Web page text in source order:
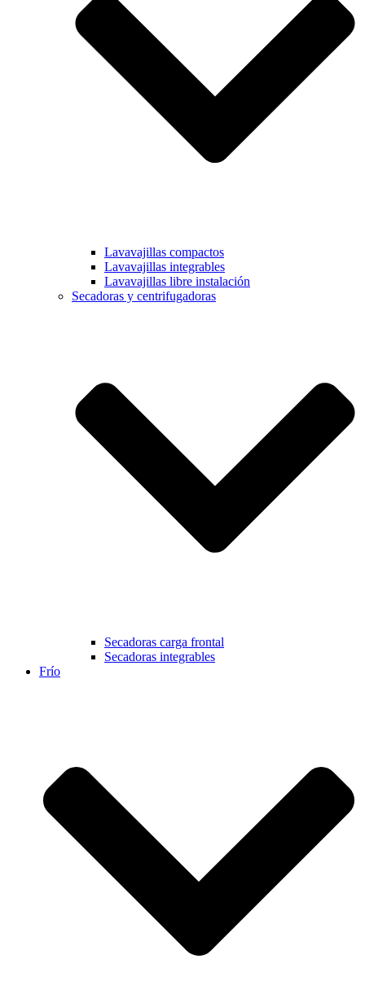
Lavavajillas compactos
Lavavajillas integrables
Lavavajillas libre instalación
Secadoras y centrifugadoras
Secadoras carga frontal
Secadoras integrables
Frío